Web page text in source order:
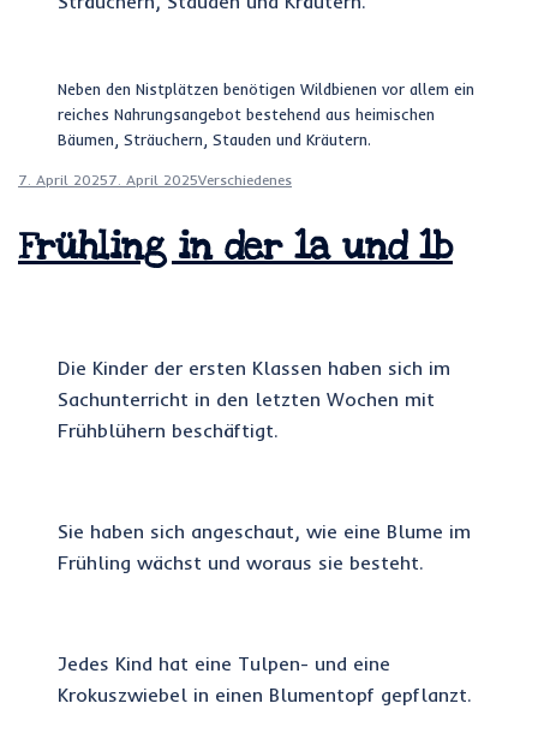
Neben den Nistplätzen benötigen Wildbienen vor allem ein
reiches Nahrungsangebot bestehend aus heimischen
Bäumen, Sträuchern, Stauden und Kräutern.
7. April 20257. April 2025Verschiedenes
Frühling in der 1a und 1b
Die Kinder der ersten Klassen haben sich im
Sachunterricht in den letzten Wochen mit
Frühblühern beschäftigt.
Sie haben sich angeschaut, wie eine Blume im
Frühling wächst und woraus sie besteht.
Jedes Kind hat eine Tulpen- und eine
Krokuszwiebel in einen Blumentopf gepflanzt.